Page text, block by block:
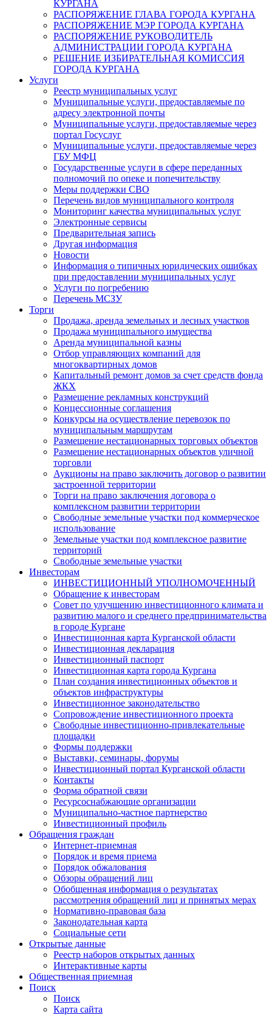
КУРГАНА
РАСПОРЯЖЕНИЕ ГЛАВА ГОРОДА КУРГАНА
РАСПОРЯЖЕНИЕ МЭР ГОРОДА КУРГАНА
РАСПОРЯЖЕНИЕ РУКОВОДИТЕЛЬ
АДМИНИСТРАЦИИ ГОРОДА КУРГАНА
РЕШЕНИЕ ИЗБИРАТЕЛЬНАЯ КОМИССИЯ
ГОРОДА КУРГАНА
Услуги
Реестр муниципальных услуг
Муниципальные услуги, предоставляемые по
адресу электронной почты
Муниципальные услуги, предоставляемые через
портал Госуслуг
Муниципальные услуги, предоставляемые через
ГБУ МФЦ
Государственные услуги в сфере переданных
полномочий по опеке и попечительству
Меры поддержки СВО
Перечень видов муниципального контроля
Мониторинг качества муниципальных услуг
Электронные сервисы
Предварительная запись
Другая информация
Новости
Информация о типичных юридических ошибках
при предоставлении муниципальных услуг
Услуги по погребению
Перечень МСЗУ
Торги
Продажа, аренда земельных и лесных участков
Продажа муниципального имущества
Аренда муниципальной казны
Отбор управляющих компаний для
многоквартирных домов
Капитальный ремонт домов за счет средств фонда
ЖКХ
Размещение рекламных конструкций
Концессионные соглашения
Конкурсы на осуществление перевозок по
муниципальным маршрутам
Размещение нестационарных торговых объектов
Размещение нестационарных объектов уличной
торговли
Аукционы на право заключить договор о развитии
застроенной территории
Торги на право заключения договора о
комплексном развитии территории
Свободные земельные участки под коммерческое
использование
Земельные участки под комплексное развитие
территорий
Свободные земельные участки
Инвесторам
ИНВЕСТИЦИОННЫЙ УПОЛНОМОЧЕННЫЙ
Обращение к инвесторам
Совет по улучшению инвестиционного климата и
развитию малого и среднего предпринимательства
в городе Кургане
Инвестиционная карта Курганской области
Инвестиционная декларация
Инвестиционный паспорт
Инвестиционная карта города Кургана
План создания инвестиционных объектов и
объектов инфраструктуры
Инвестиционное законодательство
Сопровождение инвестиционного проекта
Свободные инвестиционно-привлекательные
площадки
Формы поддержки
Выставки, семинары, форумы
Инвестиционный портал Курганской области
Контакты
Форма обратной связи
Ресурсоснабжающие организации
Муниципально-частное партнерство
Инвестиционный профиль
Обращения граждан
Интернет-приемная
Порядок и время приема
Порядок обжалования
Обзоры обращений лиц
Обобщенная информация о результатах
рассмотрения обращений лиц и принятых мерах
Нормативно-правовая база
Законодательная карта
Социальные сети
Открытые данные
Реестр наборов открытых данных
Интерактивные карты
Общественная приемная
Поиск
Поиск
Карта сайта